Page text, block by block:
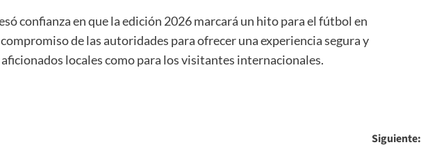
confianza en que la edición 2026 marcará un hito para el fútbol en
de las autoridades para ofrecer una experiencia segura y
locales como para los visitantes internacionales.
Siguiente: